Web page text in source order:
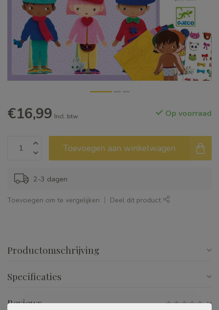
€16,99 Incl. btw Op voorraad
Toevoegen aan winkelwagen
2-3 dagen
Toevoegen om te vergelijken Deel dit product
Productomschrijving
Specificaties
Reviews